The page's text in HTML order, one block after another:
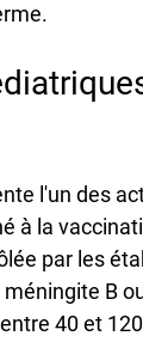
l'un des
à la
par les
B
40 et